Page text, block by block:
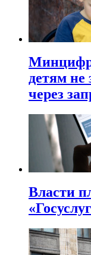
детям не
через
Власти